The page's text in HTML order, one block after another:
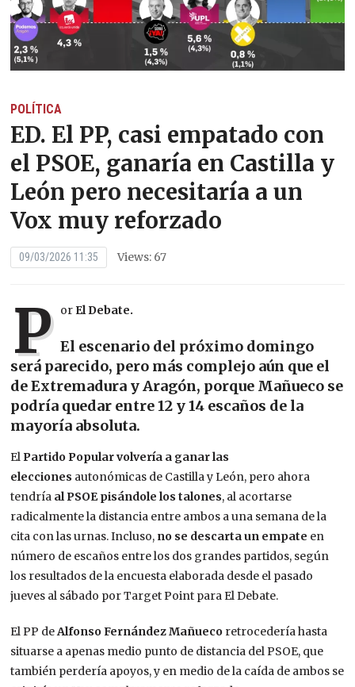
POLÍTICA
ED. El PP, casi empatado con
el PSOE, ganaría en Castilla y
León pero necesitaría a un
Vox muy reforzado
09/03/2026 11:35 Views: 67
P or El Debate.
El escenario del próximo domingo
será parecido, pero más complejo aún que el
de Extremadura y Aragón, porque Mañueco se
podría quedar entre 12 y 14 escaños de la
mayoría absoluta.
El Partido Popular volvería a ganar las
elecciones autonómicas de Castilla y León, pero ahora
tendría al PSOE pisándole los talones, al acortarse
radicalmente la distancia entre ambos a una semana de la
cita con las urnas. Incluso, no se descarta un empate en
número de escaños entre los dos grandes partidos, según
los resultados de la encuesta elaborada desde el pasado
jueves al sábado por Target Point para El Debate.
El PP deAlfonso Fernández Mañueco retrocedería hasta
situarse a apenas medio punto de distancia del PSOE, que
también perdería apoyos, y en medio de la caída de ambos se